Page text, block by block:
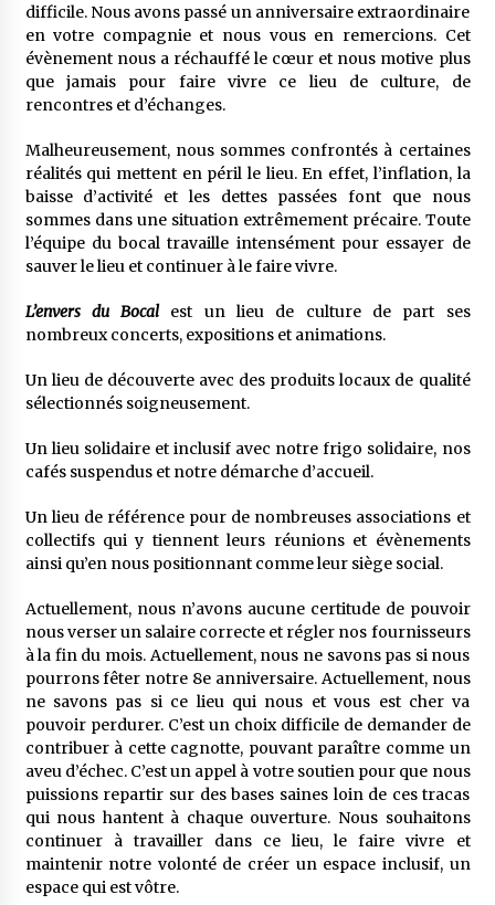
difficile. Nous avons passé un anniversaire extraordinaire
en votre compagnie et nous vous en remercions. Cet
évènement nous a réchauffé le cœur et nous motive plus
que jamais pour faire vivre ce lieu de culture, de
rencontres et d’échanges.
Malheureusement, nous sommes confrontés à certaines
réalités qui mettent en péril le lieu. En effet, l’inflation, la
baisse d’activité et les dettes passées font que nous
sommes dans une situation extrêmement précaire. Toute
l’équipe du bocal travaille intensément pour essayer de
sauver le lieu et continuer à le faire vivre.
L’envers du Bocalest un lieu de culture de part ses
nombreux concerts, expositions et animations.
Un lieu de découverte avec des produits locaux de qualité
sélectionnés soigneusement.
Un lieu solidaire et inclusif avec notre frigo solidaire, nos
cafés suspendus et notre démarche d’accueil.
Un lieu de référence pour de nombreuses associations et
collectifs qui y tiennent leurs réunions et évènements
ainsi qu’en nous positionnant comme leur siège social.
Actuellement, nous n’avons aucune certitude de pouvoir
nous verser un salaire correcte et régler nos fournisseurs
à la fin du mois. Actuellement, nous ne savons pas si nous
pourrons fêter notre 8e anniversaire. Actuellement, nous
ne savons pas si ce lieu qui nous et vous est cher va
pouvoir perdurer. C’est un choix difficile de demander de
contribuer à cette cagnotte, pouvant paraître comme un
aveu d’échec. C’est un appel à votre soutien pour que nous
puissions repartir sur des bases saines loin de ces tracas
qui nous hantent à chaque ouverture. Nous souhaitons
continuer à travailler dans ce lieu, le faire vivre et
maintenir notre volonté de créer un espace inclusif, un
espace qui est vôtre.